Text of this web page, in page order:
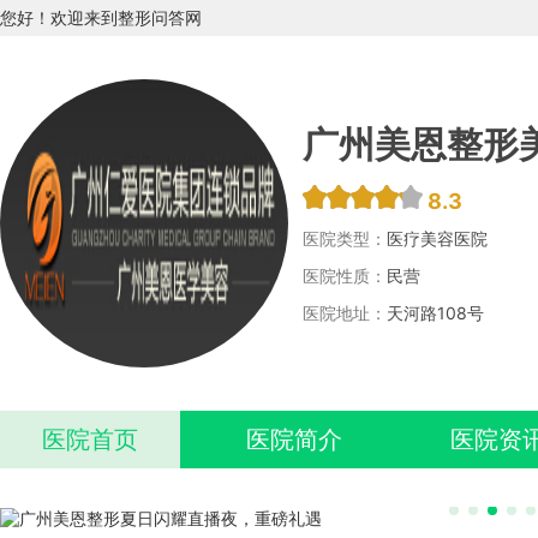
您好！欢迎来到整形问答网
广州美恩整形
8.3
医院类型： 医疗美容医院
医院性质： 民营
医院地址： 天河路108号
医院首页 医院简介 医院资